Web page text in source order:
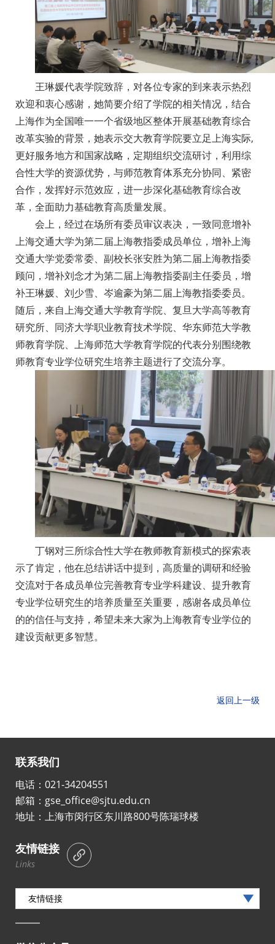
王琳媛代表学院致辞，对各位专家的到来表示热烈
欢迎和衷心感谢，她简要介绍了学院的相关情况，结合
上海作为全国唯一一个省级地区整体开展基础教育综合
改革实验的背景，她表示交大教育学院要立足上海实际,
更好服务地方和国家战略，定期组织交流研讨，利用综
合性大学的资源优势，与师范教育体系充分协同、紧密
合作，发挥好示范效应，进一步深化基础教育综合改
革，全面助力基础教育高质量发展。
会上，经过在场所有委员审议表决，一致同意增补
上海交通大学为第二届上海教指委成员单位，增补上海
交通大学党委常委、副校长张安胜为第二届上海教指委
顾问，增补刘念才为第二届上海教指委副主任委员，增
补王琳媛、刘少雪、岑逾豪为第二届上海教指委委员。
随后，来自上海交通大学教育学院、复旦大学高等教育
研究所、同济大学职业教育技术学院、华东师范大学教
师教育学院、上海师范大学教育学院的代表分别围绕教
师教育专业学位研究生培养主题进行了交流分享。
丁钢对三所综合性大学在教师教育新模式的探索表
示了肯定，他在总结讲话中提到，高质量的调研和经验
交流对于各成员单位完善教育专业学科建设、提升教育
专业学位研究生的培养质量至关重要，感谢各成员单位
的的信任与支持，希望未来大家为上海教育专业学位的
建设贡献更多智慧。
返回上一级
联系我们
电话：021-34204551
邮箱：gse_office@sjtu.edu.cn
地址：上海市闵行区东川路800号陈瑞球楼
友情链接
Links
友情链接